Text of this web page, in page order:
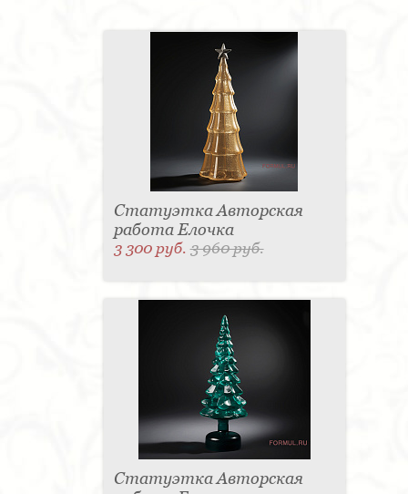
Статуэтка Авторская
работа Елочка
3 300 руб.3 960 руб.
Статуэтка Авторская